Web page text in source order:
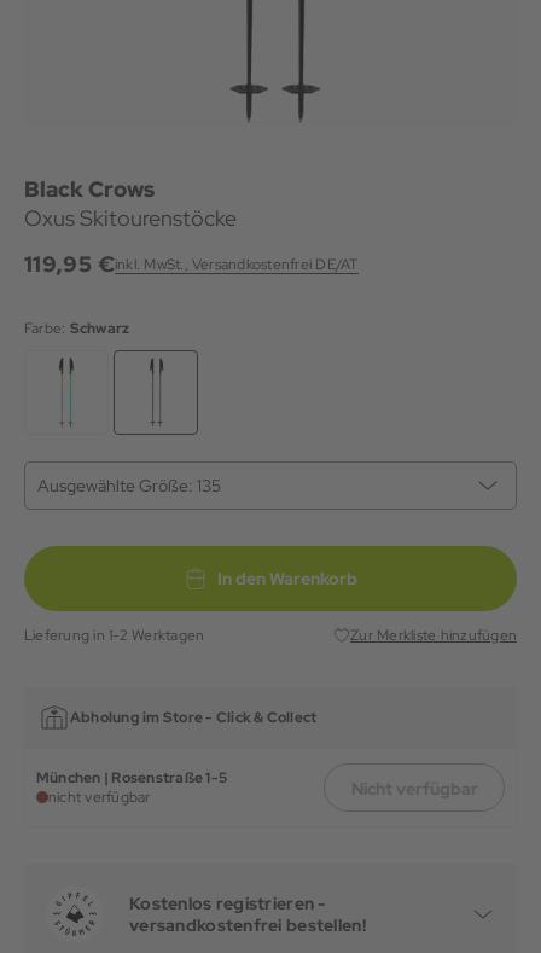
Black Crows
Oxus Skitourenstöcke
119,95 €inkl. MwSt., Versandkostenfrei DE/AT
Farbe: Schwarz
Ausgewählte Größe: 135
In den Warenkorb
Lieferung in 1-2 Werktagen Zur Merkliste hinzufügen
Abholung im Store - Click & Collect
München | Rosenstraße 1-5
nicht verfügbar
Kostenlos registrieren -
versandkostenfrei bestellen!